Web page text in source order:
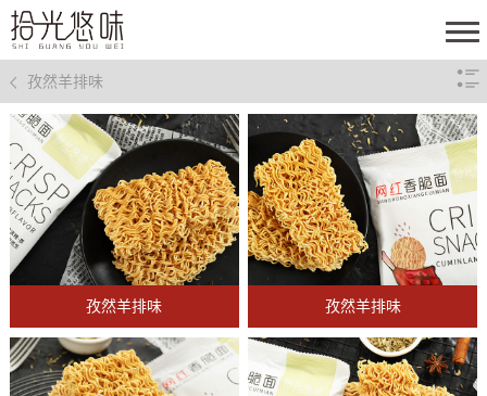
孜然羊排味
孜然羊排味 孜然羊排味